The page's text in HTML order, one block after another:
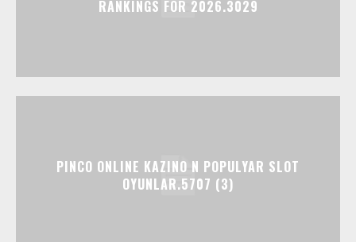
RANKINGS FOR 2026.3029
PINCO ONLINE KAZINO N POPULYAR SLOT
OYUNLAR.5707 (3)